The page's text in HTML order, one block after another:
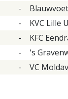
-
- KVC Lille
- KFC
- 's
- VC